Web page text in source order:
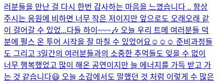
러분들을 만난 걸 다시 한번 감사하는 마음을 느꼈습니다 .. 항상
주시는 응원에 비하면 너무 작은 저이지만 앞으로도 오래오래 같
이 걸어갈 수 있었...다들 하이~~~🎶 오늘 우리 트메 여러분들 덕
분에 펄스 온 투어 시작을 잘 마칠 수 있었어요☺️☺️☺️ 준비과정들
도 그리고 3일간의 여러분들과의 소중한 추억들도 잊을 수 없이
너무 행복했었고 많이 해온 공연이지만 늘 에너지를 가득 받고 가
는 것 같습니다😃 오늘 소감에서도 말했던 것 처럼 이렇게 수 많은